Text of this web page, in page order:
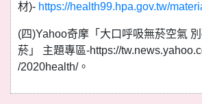
材)- https://health99.hpa.gov.tw/
(四)Yahoo奇摩「大口呼吸無菸空氣
菸」 主題專區-https://
/2020health/。